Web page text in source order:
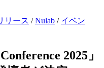
リース / Nulab / イベン
2025」